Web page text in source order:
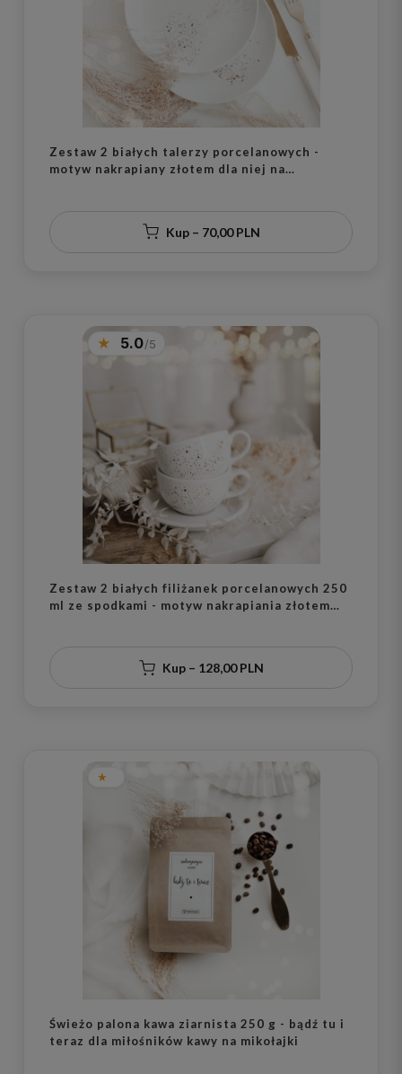
Zestaw 2 białych talerzy porcelanowych -
motyw nakrapiany złotem dla niej na
Kup – 70,00 PLN
5.0
Zestaw 2 białych filiżanek porcelanowych 250
ml ze spodkami - motyw nakrapiania złotem
Kup – 128,00 PLN
Świeżo palona kawa ziarnista 250 g - bądź tu i
teraz dla miłośników kawy na mikołajki